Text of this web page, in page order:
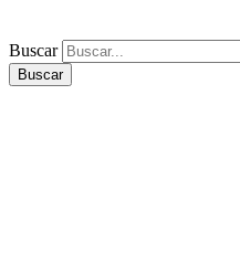
Buscar
Buscar